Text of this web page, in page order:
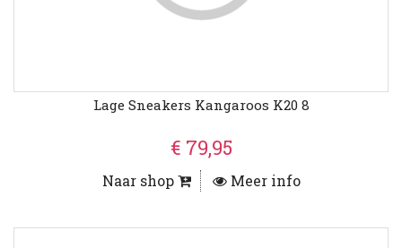
Lage Sneakers Kangaroos K20 8
€ 79,95
Naar shop Meer info